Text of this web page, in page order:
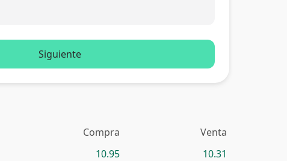
Siguiente
Compra
Venta
10.95
10.31